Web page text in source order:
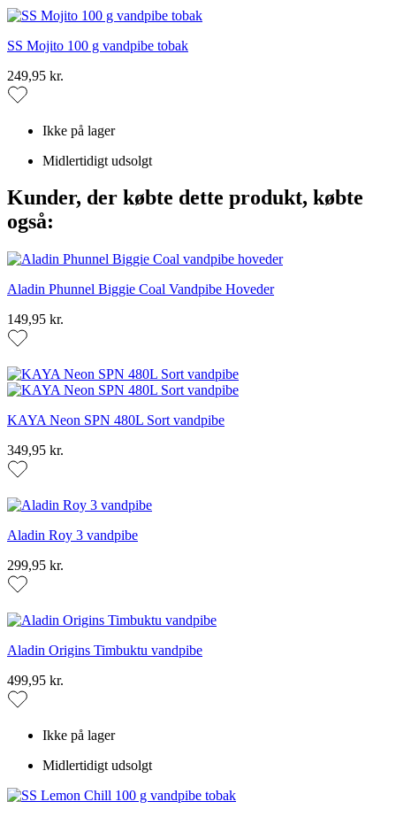
SS Mojito 100 g vandpibe tobak
249,95 kr.
Ikke på lager
Midlertidigt udsolgt
Kunder, der købte dette produkt, købte
også:
Aladin Phunnel Biggie Coal Vandpibe Hoveder
149,95 kr.
KAYA Neon SPN 480L Sort vandpibe
349,95 kr.
Aladin Roy 3 vandpibe
299,95 kr.
Aladin Origins Timbuktu vandpibe
499,95 kr.
Ikke på lager
Midlertidigt udsolgt